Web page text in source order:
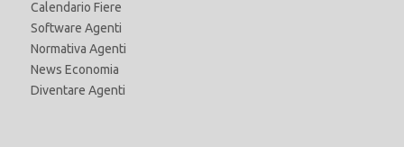
Calendario Fiere
Software Agenti
Normativa Agenti
News Economia
Diventare Agenti